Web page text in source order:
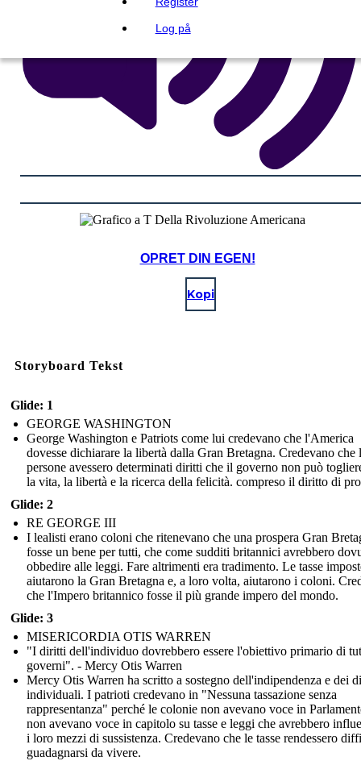
Log på
OPRET DIN EGEN!
Kopi
Storyboard Tekst
Glide: 1
GEORGE WASHINGTON
George Washington e Patriots come lui credevano che l'America
dovesse dichiarare la libertà dalla Gran Bretagna. Credevano che
persone avessero determinati diritti che il governo non può
la vita, la libertà e la ricerca della felicità. compreso il diritto di
Glide: 2
RE GEORGE III
I lealisti erano coloni che ritenevano che una prospera Gran
fosse un bene per tutti, che come sudditi britannici avrebbero
obbedire alle leggi. Fare altrimenti era tradimento. Le tasse
aiutarono la Gran Bretagna e, a loro volta, aiutarono i coloni.
che l'Impero britannico fosse il più grande impero del mondo.
Glide: 3
MISERICORDIA OTIS WARREN
"I diritti dell'individuo dovrebbero essere l'obiettivo primario di
governi". - Mercy Otis Warren
Mercy Otis Warren ha scritto a sostegno dell'indipendenza e dei
individuali. I patrioti credevano in "Nessuna tassazione senza
rappresentanza" perché le colonie non avevano voce in
non avevano voce in capitolo su tasse e leggi che avrebbero
i loro mezzi di sussistenza. Credevano che le tasse rendessero
guadagnarsi da vivere.